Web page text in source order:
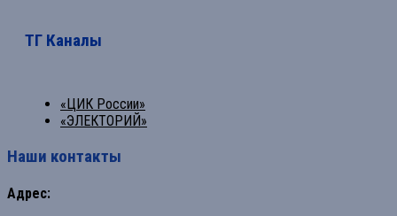
ТГ Каналы
«ЦИК России»
«ЭЛЕКТОРИЙ»
Наши контакты
Адрес: